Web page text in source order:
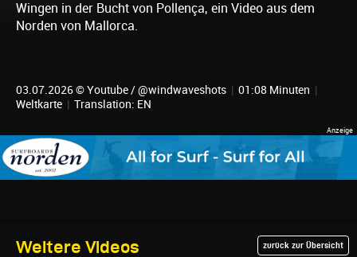
Wingen in der Bucht von Pollença, ein Video aus dem
Norden von Mallorca.
03.07.2026 © Youtube / @windwaveshots | 01:08 Minuten |
Weltkarte | Translation: EN
Weitere Videos zurück zur Übersicht